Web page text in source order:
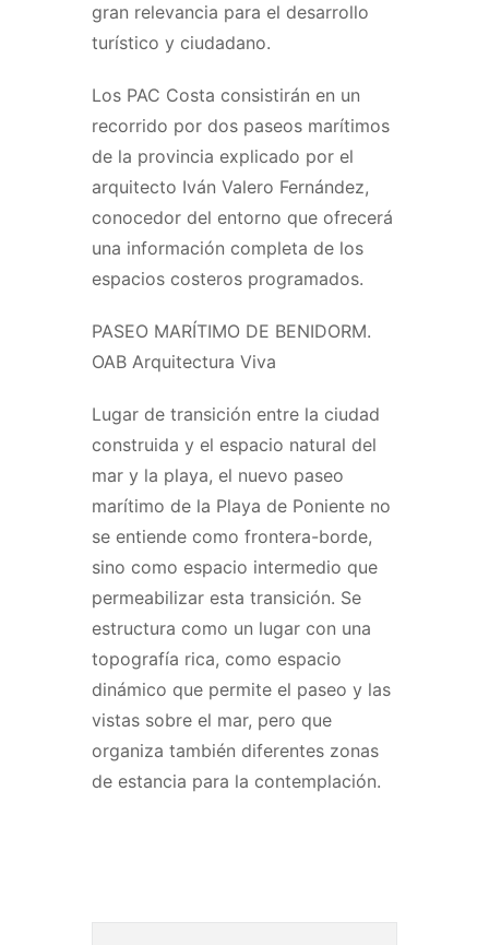
gran relevancia para el desarrollo
turístico y ciudadano.
Los PAC Costa consistirán en un
recorrido por dos paseos marítimos
de la provincia explicado por el
arquitecto Iván Valero Fernández,
conocedor del entorno que ofrecerá
una información completa de los
espacios costeros programados.
PASEO MARÍTIMO DE BENIDORM.
OAB Arquitectura Viva
Lugar de transición entre la ciudad
construida y el espacio natural del
mar y la playa, el nuevo paseo
marítimo de la Playa de Poniente no
se entiende como frontera-borde,
sino como espacio intermedio que
permeabilizar esta transición. Se
estructura como un lugar con una
topografía rica, como espacio
dinámico que permite el paseo y las
vistas sobre el mar, pero que
organiza también diferentes zonas
de estancia para la contemplación.